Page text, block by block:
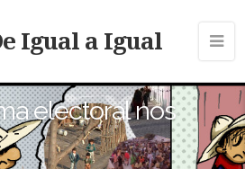
Igual a Igual
electoral nos